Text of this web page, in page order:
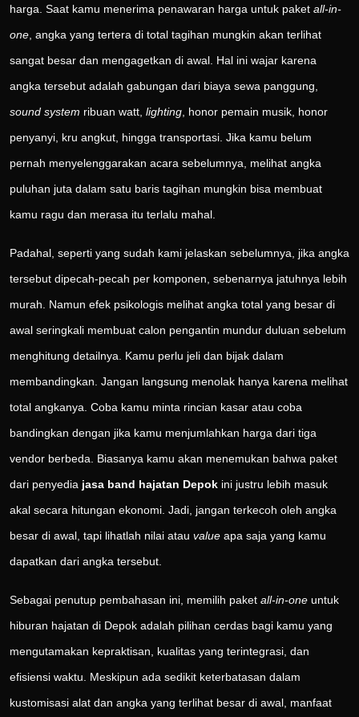
harga. Saat kamu menerima penawaran harga untuk paket all-in-
one , angka yang tertera di total tagihan mungkin akan terlihat
sangat besar dan mengagetkan di awal. Hal ini wajar karena
angka tersebut adalah gabungan dari biaya sewa panggung,
sound system ribuan watt, lighting , honor pemain musik, honor
penyanyi, kru angkut, hingga transportasi. Jika kamu belum
pernah menyelenggarakan acara sebelumnya, melihat angka
puluhan juta dalam satu baris tagihan mungkin bisa membuat
kamu ragu dan merasa itu terlalu mahal.
Padahal, seperti yang sudah kami jelaskan sebelumnya, jika angka
tersebut dipecah-pecah per komponen, sebenarnya jatuhnya lebih
murah. Namun efek psikologis melihat angka total yang besar di
awal seringkali membuat calon pengantin mundur duluan sebelum
menghitung detailnya. Kamu perlu jeli dan bijak dalam
membandingkan. Jangan langsung menolak hanya karena melihat
total angkanya. Coba kamu minta rincian kasar atau coba
bandingkan dengan jika kamu menjumlahkan harga dari tiga
vendor berbeda. Biasanya kamu akan menemukan bahwa paket
dari penyedia jasa band hajatan Depok ini justru lebih masuk
akal secara hitungan ekonomi. Jadi, jangan terkecoh oleh angka
besar di awal, tapi lihatlah nilai atau value apa saja yang kamu
dapatkan dari angka tersebut.
Sebagai penutup pembahasan ini, memilih paket all-in-one untuk
hiburan hajatan di Depok adalah pilihan cerdas bagi kamu yang
mengutamakan kepraktisan, kualitas yang terintegrasi, dan
efisiensi waktu. Meskipun ada sedikit keterbatasan dalam
kustomisasi alat dan angka yang terlihat besar di awal, manfaat